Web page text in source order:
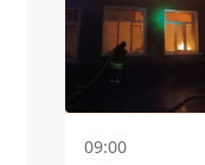
09:00